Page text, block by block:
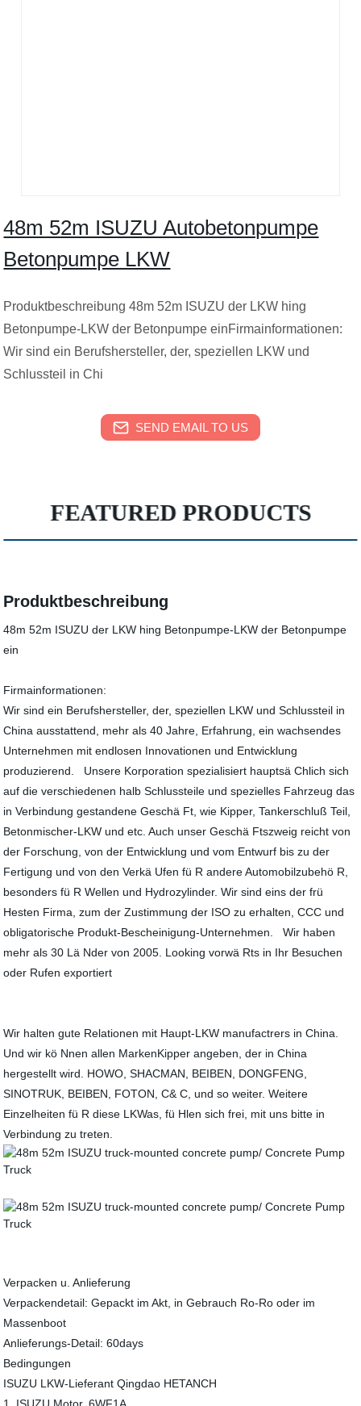
48m 52m ISUZU Autobetonpumpe
Betonpumpe LKW
Produktbeschreibung 48m 52m ISUZU der LKW hing
Betonpumpe-LKW der Betonpumpe einFirmainformationen:
Wir sind ein Berufshersteller, der, speziellen LKW und
Schlussteil in Chi
SEND EMAIL TO US
FEATURED PRODUCTS
Produktbeschreibung
48m 52m ISUZU der LKW hing Betonpumpe-LKW der Betonpumpe
ein
Firmainformationen:
Wir sind ein Berufshersteller, der, speziellen LKW und Schlussteil in
China ausstattend, mehr als 40 Jahre, Erfahrung, ein wachsendes
Unternehmen mit endlosen Innovationen und Entwicklung
produzierend. Unsere Korporation spezialisiert hauptsä Chlich sich
auf die verschiedenen halb Schlussteile und spezielles Fahrzeug das
in Verbindung gestandene Geschä Ft, wie Kipper, Tankerschluß Teil,
Betonmischer-LKW und etc. Auch unser Geschä Ftszweig reicht von
der Forschung, von der Entwicklung und vom Entwurf bis zu der
Fertigung und von den Verkä Ufen fü R andere Automobilzubehö R,
besonders fü R Wellen und Hydrozylinder. Wir sind eins der frü
Hesten Firma, zum der Zustimmung der ISO zu erhalten, CCC und
obligatorische Produkt-Bescheinigung-Unternehmen. Wir haben
mehr als 30 Lä Nder von 2005. Looking vorwä Rts in Ihr Besuchen
oder Rufen exportiert
Wir halten gute Relationen mit Haupt-LKW manufactrers in China.
Und wir kö Nnen allen MarkenKipper angeben, der in China
hergestellt wird. HOWO, SHACMAN, BEIBEN, DONGFENG,
SINOTRUK, BEIBEN, FOTON, C& C, und so weiter. Weitere
Einzelheiten fü R diese LKWas, fü Hlen sich frei, mit uns bitte in
Verbindung zu treten.
Verpacken u. Anlieferung
Verpackendetail: Gepackt im Akt, in Gebrauch Ro-Ro oder im
Massenboot
Anlieferungs-Detail: 60days
Bedingungen
ISUZU LKW-Lieferant Qingdao HETANCH